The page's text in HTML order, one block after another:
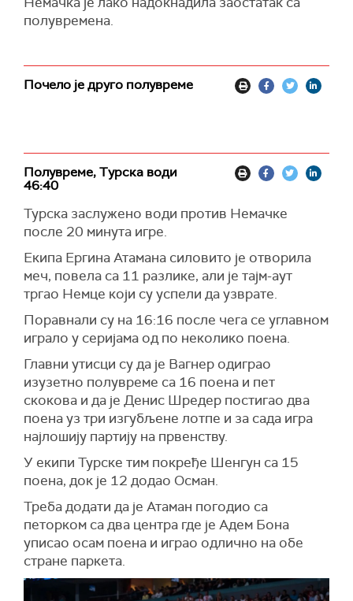
полувремена.
Почело је друго полувреме
Полувреме, Турска води
46:40
Турска заслужено води против Немачке
после 20 минута игре.
Екипа Ергина Атамана силовито је отворила
меч, повела са 11 разлике, али је тајм-аут
тргао Немце који су успели да узврате.
Поравнали су на 16:16 после чега се углавном
играло у серијама од по неколико поена.
Главни утисци су да је Вагнер одиграо
изузетно полувреме са 16 поена и пет
скокова и да је Денис Шредер постигао два
поена уз три изгубљене лотпе и за сада игра
најлошију партију на првенству.
У екипи Турске тим покређе Шенгун са 15
поена, док је 12 додао Осман.
Треба додати да је Атаман погодио са
петорком са два центра где је Адем Бона
уписао осам поена и играо одлично на обе
стране паркета.